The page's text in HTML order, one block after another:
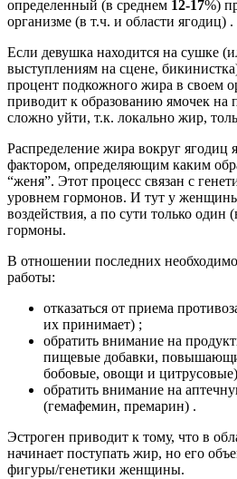
определенный (в среднем 12-17%)
организме (в т.ч. и области ягодиц) .
Если девушка находится на сушке
выступлениям на сцене,
процент подкожного жира в своем
приводит к образованию ямочек на
сложно уйти, т.к. локально жир,
Распределение жира вокруг ягодиц
фактором, определяющим каким
“женя”. Этот процесс связан с
уровнем гормонов. И тут у
воздействия, а по сути только
гормоны.
В отношении последних
работы:
отказаться от приема
их принимает) ;
обратить внимание на
пищевые добавки,
бобовые, овощи и
обратить внимание на
(гемафемин, премарин) .
Эстроген приводит к тому, что в
начинает поступать жир, но его
фигуры/генетики женщины.